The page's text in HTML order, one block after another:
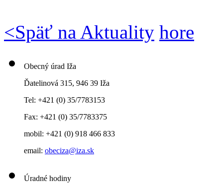
<Späť na Aktuality hore
Obecný úrad Iža
Ďatelinová 315, 946 39 Iža
Tel: +421 (0) 35/7783153
Fax: +421 (0) 35/7783375
mobil: +421 (0) 918 466 833
email: obeciza@iza.sk
Úradné hodiny